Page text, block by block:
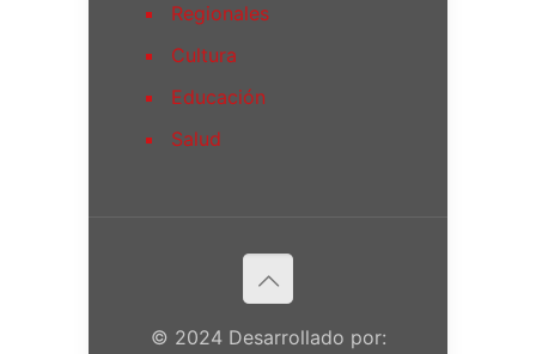
Regionales
Cultura
Educación
Salud
© 2024 Desarrollado por: